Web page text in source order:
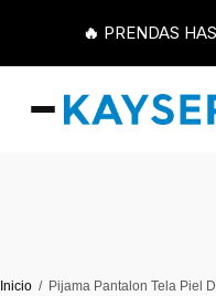
🔥 PRENDAS
Inicio Pijama Pantalon Tela Piel